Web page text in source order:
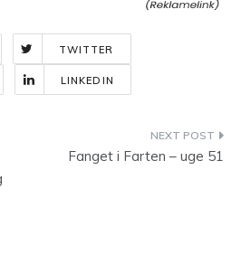
TWITTER
LINKEDIN
Fanget i Farten – uge 51